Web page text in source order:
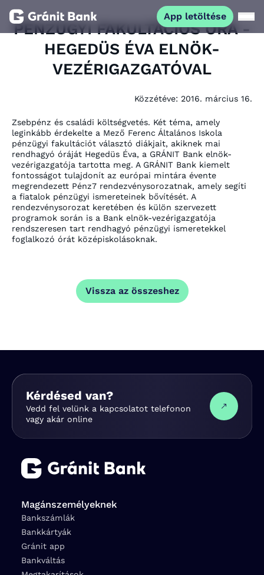
App letöltése
Magánszemélyeknek
Fiataloknak
Befektetőknek
Kapcsolat
Netbank App letöltése
PÉNZÜGYI FAKULTÁCIÓS ÓRA -
HEGEDÜS ÉVA ELNÖK-
VEZÉRIGAZGATÓVAL
Közzétéve: 2016. március 16.
Zsebpénz és családi költségvetés. Két téma, amely
leginkább érdekelte a Mező Ferenc Általános Iskola
pénzügyi fakultációt választó diákjait, akiknek mai
rendhagyó óráját Hegedüs Éva, a GRÁNIT Bank elnök-
vezérigazgatója tartotta meg. A GRÁNIT Bank kiemelt
fontosságot tulajdonít az európai mintára évente
megrendezett Pénz7 rendezvénysorozatnak, amely segíti
a fiatalok pénzügyi ismereteinek bővítését. A
rendezvénysorozat keretében és külön szervezett
programok során is a Bank elnök-vezérigazgatója
rendszeresen tart rendhagyó pénzügyi ismeretekkel
foglalkozó órát középiskolásoknak.
Vissza az összeshez
Kérdésed van?
Vedd fel velünk a kapcsolatot telefonon
vagy akár online
Magánszemélyeknek
Bankszámlák
Bankkártyák
Gránit app
Bankváltás